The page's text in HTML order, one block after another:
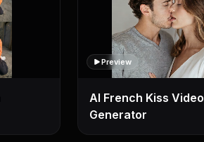
Preview
AI French Kiss Video
Generator